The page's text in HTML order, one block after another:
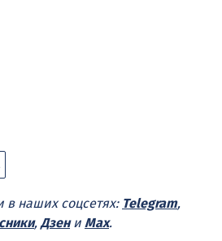
в наших соцсетях: Telegram,
, Дзени Max.